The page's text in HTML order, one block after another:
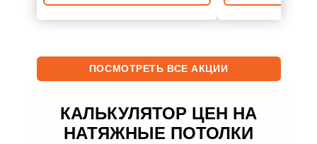
ПОСМОТРЕТЬ ВСЕ АКЦИИ
КАЛЬКУЛЯТОР ЦЕН НА
НАТЯЖНЫЕ ПОТОЛКИ